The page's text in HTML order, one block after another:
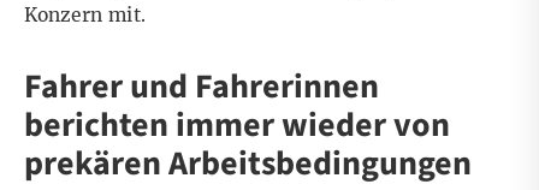
Konzern mit.
Fahrer und Fahrerinnen
berichten immer wieder von
prekären Arbeitsbedingungen